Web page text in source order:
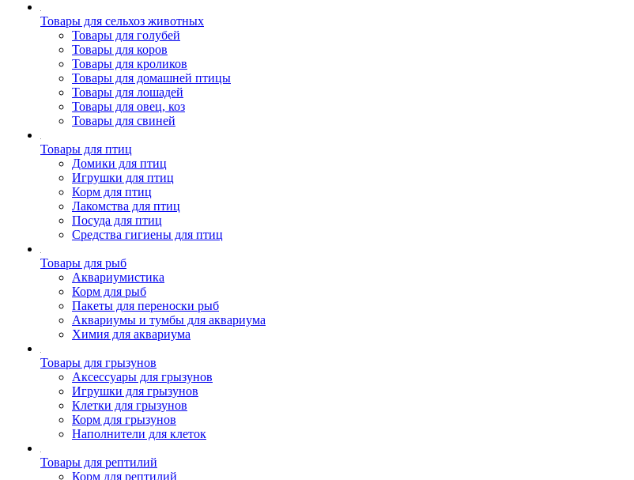
Товары для сельхоз животных
Товары для голубей
Товары для коров
Товары для кроликов
Товары для домашней птицы
Товары для лошадей
Товары для овец, коз
Товары для свиней
Товары для птиц
Домики для птиц
Игрушки для птиц
Корм для птиц
Лакомства для птиц
Посуда для птиц
Средства гигиены для птиц
Товары для рыб
Аквариумистика
Корм для рыб
Пакеты для переноски рыб
Аквариумы и тумбы для аквариума
Химия для аквариума
Товары для грызунов
Аксессуары для грызунов
Игрушки для грызунов
Клетки для грызунов
Корм для грызунов
Наполнители для клеток
Товары для рептилий
Корм для рептилий